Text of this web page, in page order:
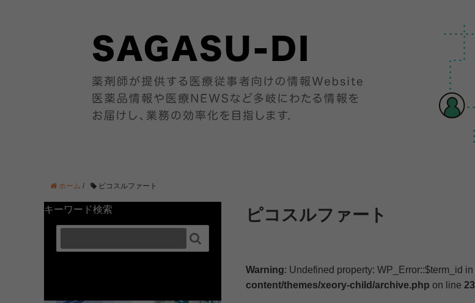
ホーム / ピコスルファート
ピコスルファート
Warning: Undefined property: WP_Error::$term_id in
content/themes/xeory-child/archive.php on line 23
キーワード検索
